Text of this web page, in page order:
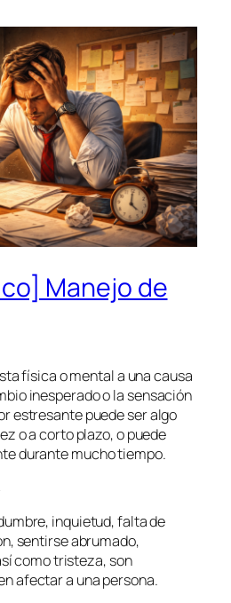
Manejo de
física o mental a una causa
inesperado o la sensación
estresante puede ser algo
o a corto plazo, o puede
durante mucho tiempo.
inquietud, falta de
sentirse abrumado,
como tristeza, son
afectar a una persona.